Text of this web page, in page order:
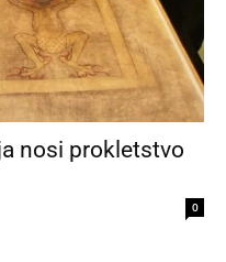
nosi prokletstvo
0